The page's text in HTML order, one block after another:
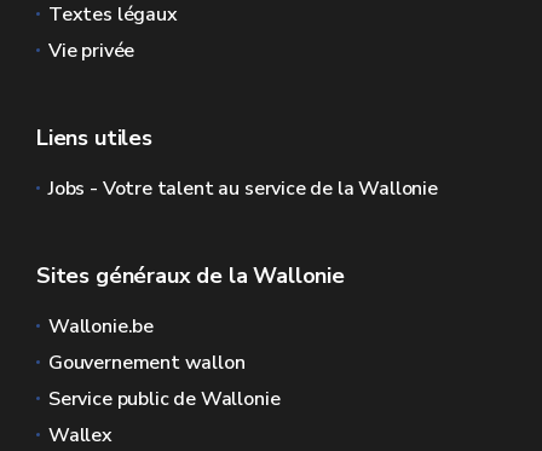
Textes légaux
Vie privée
Liens utiles
Jobs - Votre talent au service de la Wallonie
Sites généraux de la Wallonie
Wallonie.be
Gouvernement wallon
Service public de Wallonie
Wallex